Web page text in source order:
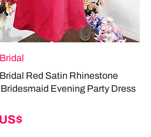
Red Satin Rhinestone
Evening Party Dress